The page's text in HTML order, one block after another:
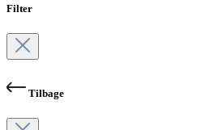
Filter
Tilbage